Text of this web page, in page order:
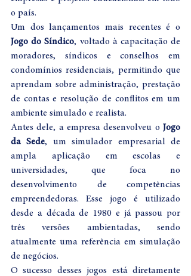
o país.
Jogo do Síndico, voltado à capacitação de
moradores, síndicos e conselhos em
condomínios residenciais, permitindo que
aprendam sobre administração, prestação
de contas e resolução de conflitos em um
ambiente simulado e realista.
Antes dele, a empresa desenvolveu o Jogo
da Sede, um simulador empresarial de
ampla aplicação em escolas e
universidades, que foca no
desenvolvimento de competências
empreendedoras. Esse jogo é utilizado
desde a década de 1980 e já passou por
três versões ambientadas, sendo
atualmente uma referência em simulação
de negócios.
O sucesso desses jogos está diretamente